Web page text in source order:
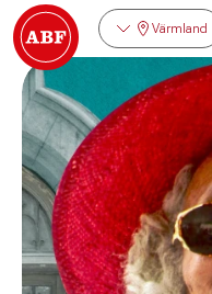
Värmland